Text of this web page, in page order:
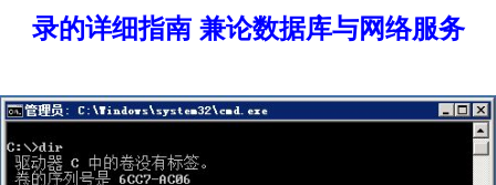
录的详细指南 兼论数据库与网络服务